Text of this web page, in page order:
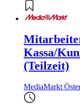
Kassa/
(Teilzeit)
MediaMarkt